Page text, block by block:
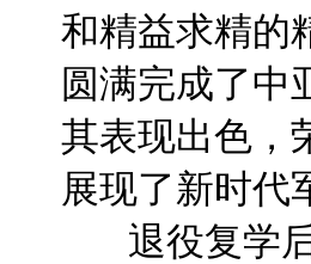
和精益求精的
圆满完成了中
其表现出色，
展现了新时代
退役复学后